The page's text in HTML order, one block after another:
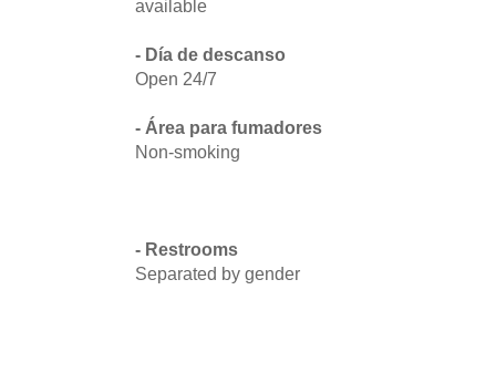
available
- Día de descanso
Open 24/7
- Área para fumadores
Non-smoking
- Restrooms
Separated by gender